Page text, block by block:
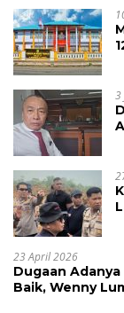
3
23 April 2026
Dugaan
Baik, Wenny